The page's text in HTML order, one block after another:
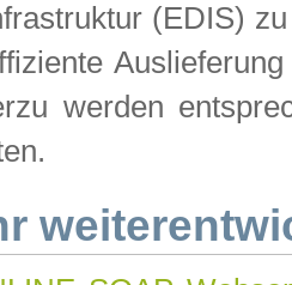
(EDIS)
werden